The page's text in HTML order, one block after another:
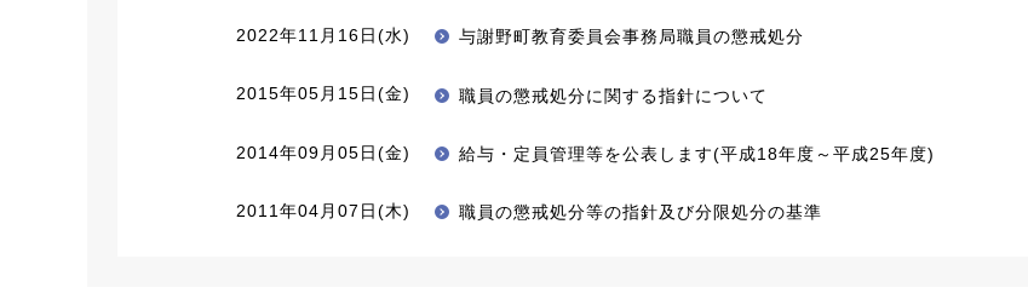
2022年11月16日(水) 与謝野町教育委員会事務局職員の懲戒処分
2015年05月15日(金) 職員の懲戒処分に関する指針について
2014年09月05日(金) 給与・定員管理等を公表します(平成18年度～平成25年度)
2011年04月07日(木) 職員の懲戒処分等の指針及び分限処分の基準